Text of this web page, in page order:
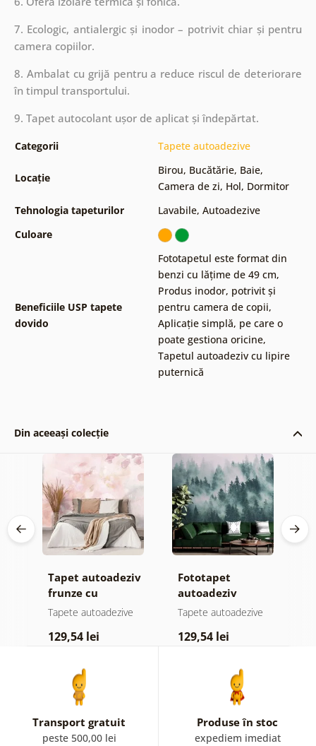
7. Ecologic, antialergic și inodor – potrivit chiar și pentru
camera copiilor.
8. Ambalat cu grijă pentru a reduce riscul de deteriorare
în timpul transportului.
9. Tapet autocolant ușor de aplicat și îndepărtat.
Categorii Tapete autoadezive
Locație
Birou, Bucătărie, Baie,
Camera de zi, Hol, Dormitor
Tehnologia tapeturilor
Lavabile, Autoadezive
Culoare
Beneficiile USP tapete
dovido
Fototapetul este format din
benzi cu lățime de 49 cm,
Produs inodor, potrivit și
pentru camera de copii,
Aplicație simplă, pe care o
poate gestiona oricine,
Tapetul autoadeziv cu lipire
puternică
Din aceeași colecție
Tapet autoadeziv
frunze cu
atingere
Tapete autoadezive
129,54 lei
Fototapet
autoadeziv
pădure în ceață
Tapete autoadezive
129,54 lei
Transport gratuit
peste 500,00 lei
Produse în stoc
expediem imediat